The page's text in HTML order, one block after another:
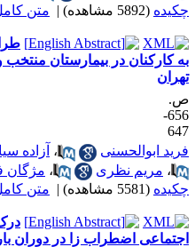
(5892 مشاهده) | متن کامل (PDF)
کارکنان در بیمارستان‌ منتخب
656-
ابوالحسنی
،آزاده
،مریم نظری ،مژگان
(5581 مشاهده) | متن کامل (PDF)
درک
اضطراب زا در دوران